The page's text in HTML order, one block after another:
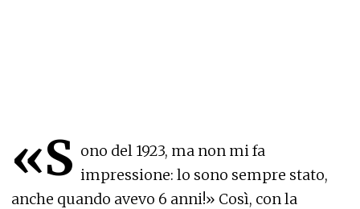
«S ono del 1923, ma non mi fa
impressione: lo sono sempre stato,
anche quando avevo 6 anni!» Così, con la